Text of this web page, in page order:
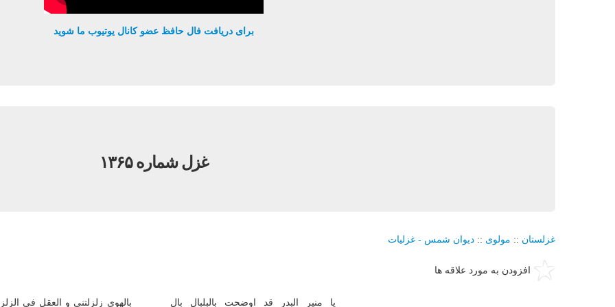
برای دریافت فال حافظ عضو کانال یوتیوب ما شوید
غزل شماره ۱۳۶۵
غزلستان :: مولوی :: دیوان شمس - غزلیات
افزودن به مورد علاقه ها
یا منیر البدر قد اوضحت بالبلبال بال بالهوی زلزلتنی و العقل فی